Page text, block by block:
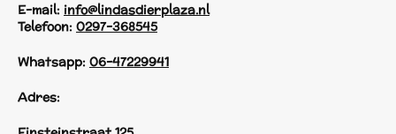
E-mail: info@lindasdierplaza.nl
Telefoon: 0297-368545
Whatsapp: 06-47229941
Adres: